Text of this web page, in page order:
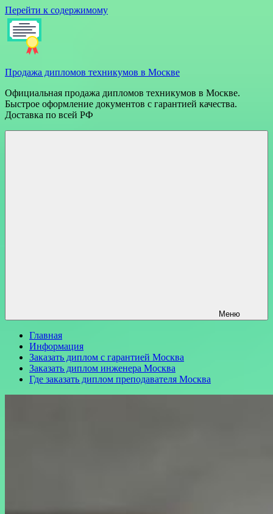
Перейти к содержимому
Продажа дипломов техникумов в Москве
Официальная продажа дипломов техникумов в Москве.
Быстрое оформление документов с гарантией качества.
Доставка по всей РФ
Меню
Главная
Информация
Заказать диплом с гарантией Москва
Заказать диплом инженера Москва
Где заказать диплом преподавателя Москва